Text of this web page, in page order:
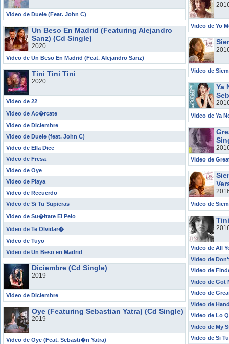
Video de Duele (Feat. John C)
Un Beso En Madrid (Featuring Alejandro
Sanz) (Cd Single)
2020
Video de Un Beso En Madrid (Feat. Alejandro Sanz)
Tini Tini Tini
2020
Video de 22
Video de Ac�rcate
Video de Diciembre
Video de Duele (feat. John C)
Video de Ella Dice
Video de Fresa
Video de Oye
Video de Playa
Video de Recuerdo
Video de Si Tu Supieras
Video de Su�ltate El Pelo
Video de Te Olvidar�
Video de Tuyo
Video de Un Beso en Madrid
Diciembre (Cd Single)
2019
Video de Diciembre
Oye (Featuring Sebastian Yatra) (Cd Single)
2019
Video de Oye (Feat. Sebasti�n Yatra)
Video de Yo
Video de
Ya
Video de Ya
Video de
Video de
Video de All
Video de
Video de
Video de Got
Video de
Video de
Video de Lo
Video de My
Video de Si